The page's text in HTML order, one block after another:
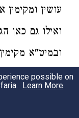
עושין
ואילו גם כאן
ובמיט"א
ומתקנין כו'
בפ"ע הוא.
possible on
Learn More.